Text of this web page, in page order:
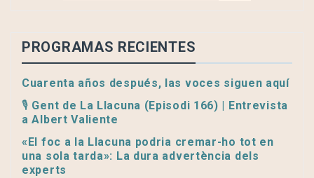
PROGRAMAS RECIENTES
Cuarenta años después, las voces siguen aquí
🎙️ Gent de La Llacuna (Episodi 166) | Entrevista
a Albert Valiente
«El foc a la Llacuna podria cremar-ho tot en
una sola tarda»: La dura advertència dels
experts